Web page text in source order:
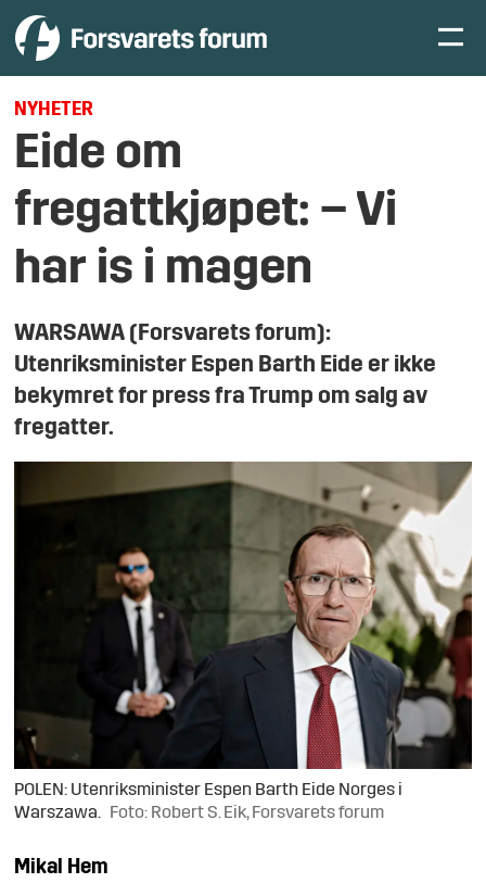
NYHETER
Eide om
fregattkjøpet: – Vi
har is i magen
WARSAWA (Forsvarets forum):
Utenriksminister Espen Barth Eide er ikke
bekymret for press fra Trump om salg av
fregatter.
POLEN: Utenriksminister Espen Barth Eide Norges i
Warszawa.
Foto: Robert S. Eik, Forsvarets forum
Mikal Hem